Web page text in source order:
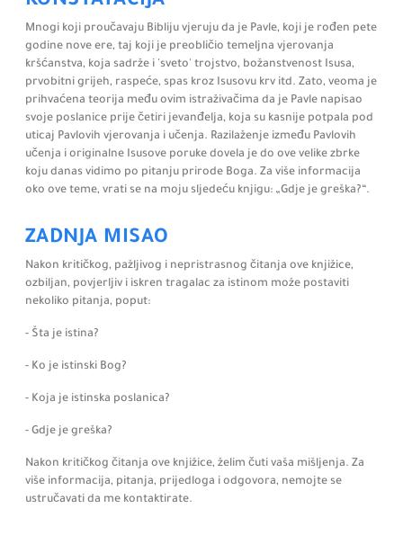
Mnogi koji proučavaju Bibliju vjeruju da je Pavle, koji je rođen pete
godine nove ere, taj koji je preobličio temeljna vjerovanja
kršćanstva, koja sadrže i 'sveto' trojstvo, božanstvenost Isusa,
prvobitni grijeh, raspeće, spas kroz Isusovu krv itd. Zato, veoma je
prihvaćena teorija među ovim istraživačima da je Pavle napisao
svoje poslanice prije četiri jevanđelja, koja su kasnije potpala pod
uticaj Pavlovih vjerovanja i učenja. Razilaženje između Pavlovih
učenja i originalne Isusove poruke dovela je do ove velike zbrke
koju danas vidimo po pitanju prirode Boga. Za više informacija
oko ove teme, vrati se na moju sljedeću knjigu: „Gdje je greška?“.
ZADNJA MISAO
Nakon kritičkog, pažljivog i nepristrasnog čitanja ove knjižice,
ozbiljan, povjerljiv i iskren tragalac za istinom može postaviti
nekoliko pitanja, poput:
- Šta je istina?
- Ko je istinski Bog?
- Koja je istinska poslanica?
- Gdje je greška?
Nakon kritičkog čitanja ove knjižice, želim čuti vaša mišljenja. Za
više informacija, pitanja, prijedloga i odgovora, nemojte se
ustručavati da me kontaktirate.